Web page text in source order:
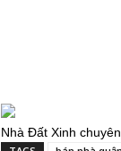
Nhà Đất Xinh